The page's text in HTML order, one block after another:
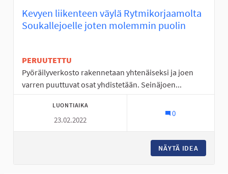
Kevyen liikenteen väylä Rytmikorjaamolta
Soukallejoelle joten molemmin puolin
PERUUTETTU
Pyöräilyverkosto rakennetaan yhtenäiseksi ja joen
varren puuttuvat osat yhdistetään. Seinäjoen...
LUONTIAIKA
23.02.2022
0
NÄYTÄ IDEA